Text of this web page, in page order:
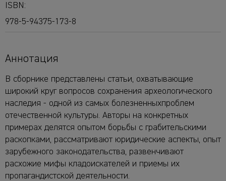
ISBN:
978-5-94375-173-8
Аннотация
В сборнике представлены статьи, охватывающие
широкий круг вопросов сохранения археологического
наследия - одной из самых болезненныхпроблем
отечественной культуры. Авторы на конкретных
примерах делятся опытом борьбы с грабительскими
раскопками, рассматривают юридические аспекты, опыт
зарубежного законодательства, развенчивают
расхожие мифы кладоискателей и приемы их
пропагандистской деятельности.